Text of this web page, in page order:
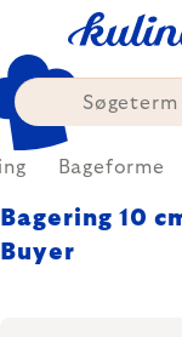
content
Bageforme
Bagering 10
Buyer